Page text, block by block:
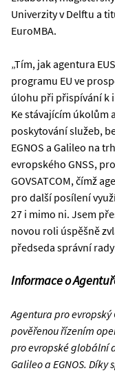
Univerzity v Delftu a
EuroMBA.
„Tím, jak agentura
programu EU ve
úlohu při přispívání k
Ke stávajícím úkolům
poskytování služeb,
EGNOS a Galileo na
evropského GNSS,
GOVSATCOM, čímž
pro další posílení
27 i mimo ni. Jsem
novou roli úspěšně
předseda správní
Informace o
Agentura pro evropský
pověřenou řízením
pro evropské globální
Galileo a EGNOS.